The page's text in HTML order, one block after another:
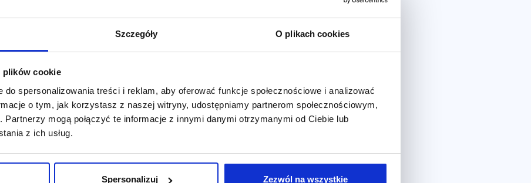
Szczegóły O plikach cookies
plików cookie
spersonalizowania treści i reklam, aby oferować funkcje społecznościowe i analizować
o tym, jak korzystasz z naszej witryny, udostępniamy partnerom społecznościowym,
mogą połączyć te informacje z innymi danymi otrzymanymi od Ciebie lub
z ich usług.
Spersonalizuj Zezwól na wszystkie